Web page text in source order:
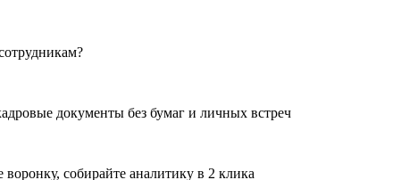
документы без бумаг и личных встреч
собирайте аналитику в 2 клика